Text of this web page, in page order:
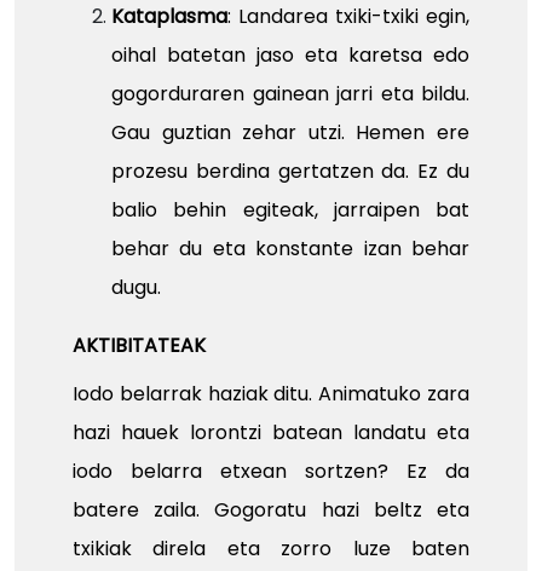
Kataplasma: Landarea txiki-txiki egin,
oihal batetan jaso eta karetsa edo
gogorduraren gainean jarri eta bildu.
Gau guztian zehar utzi. Hemen ere
prozesu berdina gertatzen da. Ez du
balio behin egiteak, jarraipen bat
behar du eta konstante izan behar
dugu.
AKTIBITATEAK
Iodo belarrak haziak ditu. Animatuko zara
hazi hauek lorontzi batean landatu eta
iodo belarra etxean sortzen? Ez da
batere zaila. Gogoratu hazi beltz eta
txikiak direla eta zorro luze baten